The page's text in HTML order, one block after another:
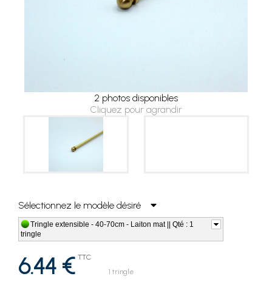
2 photos disponibles
Cliquez pour agrandir
Sélectionnez le modèle désiré
Tringle extensible - 40-70cm - Laiton mat || Qté : 1
tringle
6.44 € TTC
1 tringle